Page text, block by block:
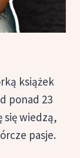
książek
ponad 23
się wiedzą,
pasje.